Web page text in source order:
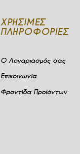
ΧΡΉΣΙΜΕΣ
ΠΛΗΡΟΦΟΡΊΕΣ
Ο Λογαριασμός σας
Επικοινωνία
Φροντίδα Προϊόντων